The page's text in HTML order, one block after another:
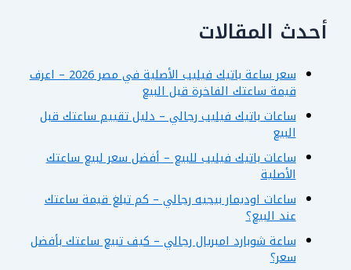
أحدث المقالات
سعر ساعة باتيك فيليب الأصلية في مصر 2026 – اعرف
قيمة ساعتك الفاخرة قبل البيع
ساعات باتيك فيليب رجالي – دليل تقييم ساعتك قبل
البيع
ساعات باتيك فيليب للبيع – أفضل سعر لبيع ساعتك
الأصلية
ساعات اوديمار بيجيه رجالي – كم تبلغ قيمة ساعتك
عند البيع؟
ساعة شوبارد امبريال رجالي – كيف تبيع ساعتك بأفضل
سعر؟